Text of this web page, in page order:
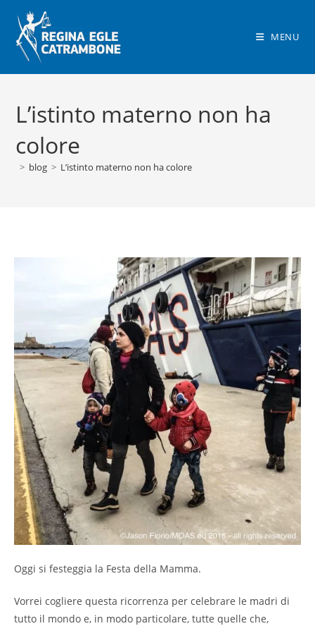
contenuto
MENU
L’istinto materno non ha
colore
> blog > L’istinto materno non ha colore
Oggi si festeggia la Festa della Mamma.
Vorrei cogliere questa ricorrenza per celebrare le madri di
tutto il mondo e, in modo particolare, tutte quelle che,